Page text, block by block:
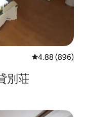
レビュー896件
4.88 (896)
別荘